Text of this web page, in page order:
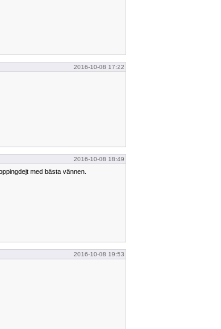
2016-10-08 17:22
2016-10-08 18:49
med bästa vännen.
2016-10-08 19:53